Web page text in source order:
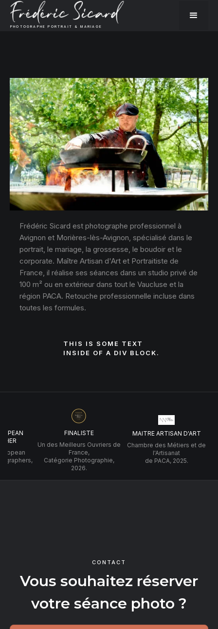
PHOTOGRAPHE PORTRAIT & MARIAGE
Frédéric Sicard est photographe professionnel à
Avignon et Morières-lès-Avignon, spécialisé dans le
portrait, le mariage, la grossesse, le boudoir et le
corporate. Maître Artisan d'Art et Portraitiste de
France, il réalise ses séances dans un studio privé de
100 m² ou en extérieur dans tout le Vaucluse et la
région PACA. Retouche professionnelle incluse dans
toutes les formules.
THIS IS SOME TEXT
INSIDE OF A DIV BLOCK.
MAITRE ARTISAN D'ART
Chambre des Métiers et de
l'Artisanat
de PACA, 2025.
FINALISTE
Un des Meilleurs Ouvriers de
France,
Catégorie Photographie,
2026.
CONTACT
Vous souhaitez réserver
votre séance photo ?